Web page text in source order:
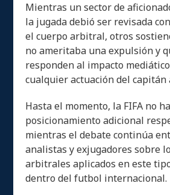
Mientras un sector de
la jugada debió ser revisada
el cuerpo arbitral, otros
no ameritaba una expulsión y
responden al impacto
cualquier actuación del capitán
Hasta el momento, la FIFA no
posicionamiento adicional
mientras el debate continúa
analistas y exjugadores sobre
arbitrales aplicados en este
dentro del futbol internacional.